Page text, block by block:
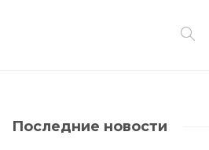
Последние новости